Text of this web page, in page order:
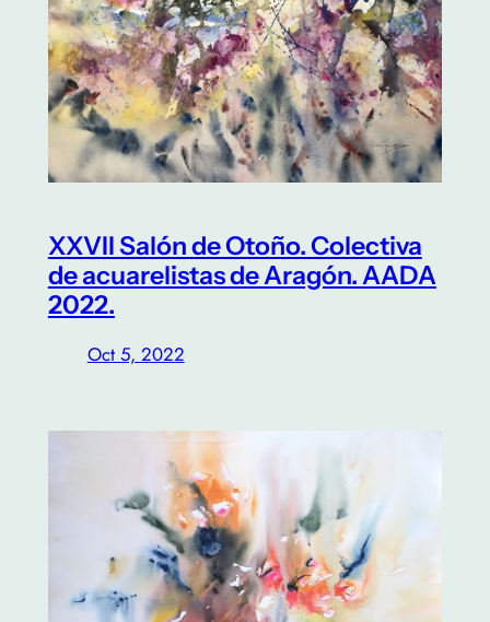
XXVII Salón de Otoño. Colectiva
de acuarelistas de Aragón. AADA
2022.
Oct 5, 2022